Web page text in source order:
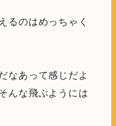
るのはめっちゃく
なあって感じだよ
んな飛ぶようには